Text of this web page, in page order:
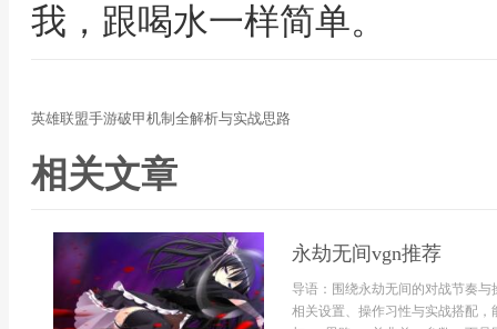
我，跟喝水一样简单。
英雄联盟手游破甲机制全解析与实战思路
相关文章
永劫无间vgn推荐
导语：围绕永劫无间的对战节奏
相关设置、操作习性与实战搭配